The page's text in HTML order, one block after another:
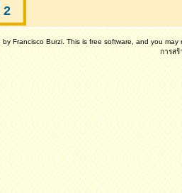
2
Francisco Burzi. This is free software, and you
การส